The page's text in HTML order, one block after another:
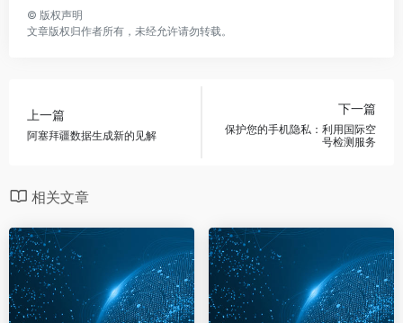
© 版权声明
文章版权归作者所有，未经允许请勿转载。
上一篇
阿塞拜疆数据生成新的见解
下一篇
保护您的手机隐私：利用国际空
号检测服务
相关文章